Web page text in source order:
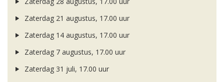
Zaterdag 21 augustus, 17.00 uur
Zaterdag 14 augustus, 17.00 uur
Zaterdag 7 augustus, 17.00 uur
Zaterdag 31 juli, 17.00 uur